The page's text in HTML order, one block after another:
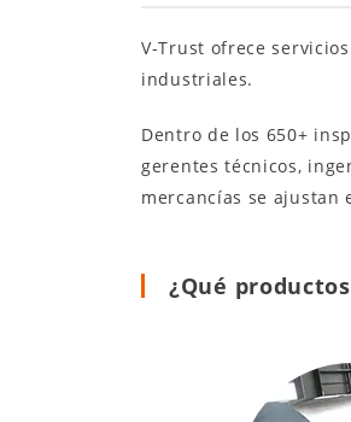
V-Trust ofrece
industriales.
Dentro de los 650+
gerentes técnicos,
mercancías se ajustan
¿Qué